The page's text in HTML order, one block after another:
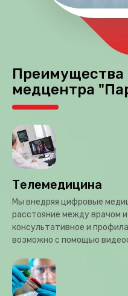
Преимущества
медцентра
Телемедицина
Мы внедряя цифровые
расстояние между врачом
консультативное и
возможно с помощью